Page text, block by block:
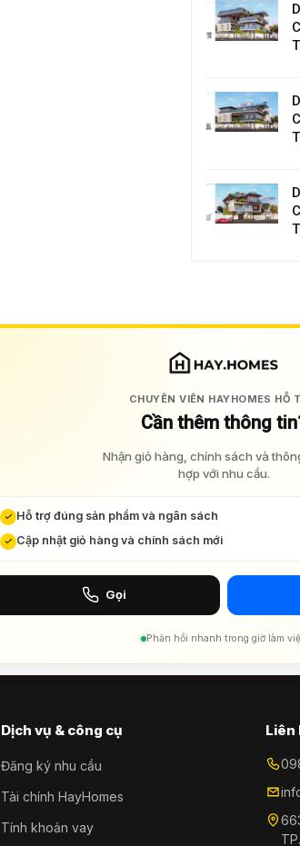
CHUYÊN VIÊN HAYHOMES HỖ
Cần thêm thông
Nhận giỏ hàng, chính sách và
hợp với nhu cầu.
Hỗ trợ đúng sản phẩm và ngân sách
Cập nhật giỏ hàng và chính sách mới
Gọi
Phản hồi nhanh trong giờ làm
Dịch vụ & công cụ
Đăng ký nhu cầu
Tài chính HayHomes
Tính khoản vay
Liên